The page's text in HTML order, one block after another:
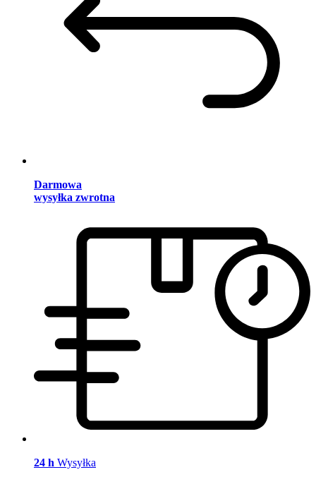
Darmowa
wysyłka zwrotna
24 h Wysyłka